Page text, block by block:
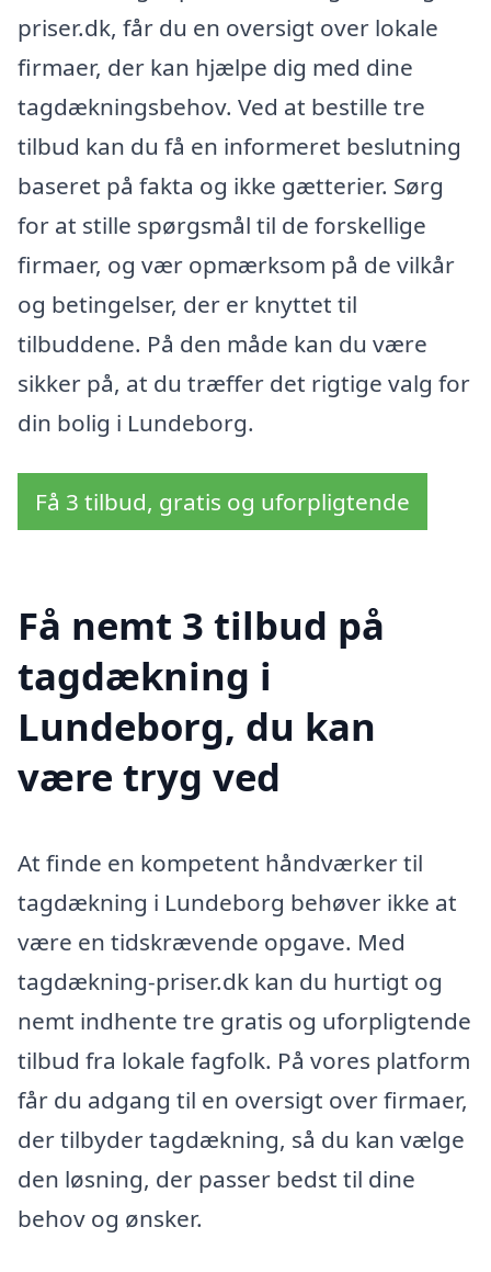
priser.dk, får du en oversigt over lokale
firmaer, der kan hjælpe dig med dine
tagdækningsbehov. Ved at bestille tre
tilbud kan du få en informeret beslutning
baseret på fakta og ikke gætterier. Sørg
for at stille spørgsmål til de forskellige
firmaer, og vær opmærksom på de vilkår
og betingelser, der er knyttet til
tilbuddene. På den måde kan du være
sikker på, at du træffer det rigtige valg for
din bolig i Lundeborg.
Få 3 tilbud, gratis og uforpligtende
Få nemt 3 tilbud på
tagdækning i
Lundeborg, du kan
være tryg ved
At finde en kompetent håndværker til
tagdækning i Lundeborg behøver ikke at
være en tidskrævende opgave. Med
tagdækning-priser.dk kan du hurtigt og
nemt indhente tre gratis og uforpligtende
tilbud fra lokale fagfolk. På vores platform
får du adgang til en oversigt over firmaer,
der tilbyder tagdækning, så du kan vælge
den løsning, der passer bedst til dine
behov og ønsker.